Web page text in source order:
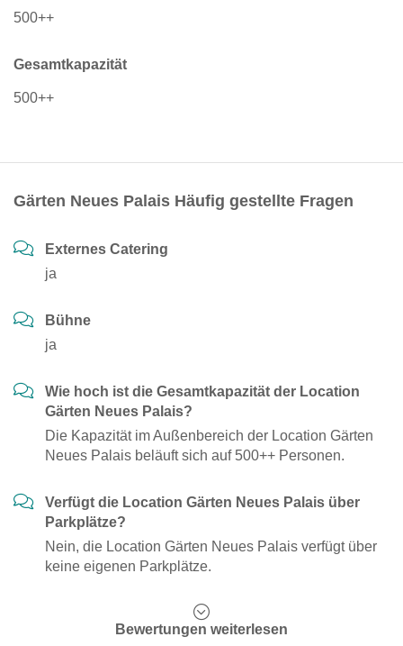
500++
Gesamtkapazität
500++
Gärten Neues Palais Häufig gestellte Fragen
Externes Catering
ja
Bühne
ja
Wie hoch ist die Gesamtkapazität der Location
Gärten Neues Palais?
Die Kapazität im Außenbereich der Location Gärten
Neues Palais beläuft sich auf 500++ Personen.
Verfügt die Location Gärten Neues Palais über
Parkplätze?
Nein, die Location Gärten Neues Palais verfügt über
keine eigenen Parkplätze.
Bewertungen weiterlesen